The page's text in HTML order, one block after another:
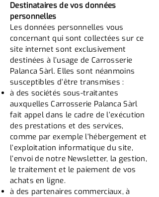
Destinataires de vos données
personnelles
Les données personnelles vous
concernant qui sont collectées sur ce
site internet sont exclusivement
destinées à l’usage de Carrosserie
Palanca Sàrl. Elles sont néanmoins
susceptibles d’être transmises :
à des sociétés sous-traitantes
auxquelles Carrosserie Palanca Sàrl
fait appel dans le cadre de l’exécution
des prestations et des services,
comme par exemple l’hébergement et
l’exploitation informatique du site,
l’envoi de notre Newsletter, la gestion,
le traitement et le paiement de vos
achats en ligne.
à des partenaires commerciaux, à